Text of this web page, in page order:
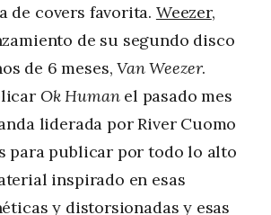
de covers favorita. Weezer,
de su segundo disco
de 6 meses, Van Weezer.
Ok Humanel pasado mes
liderada por River Cuomo
para publicar por todo lo alto
inspirado en esas
y distorsionadas y esas